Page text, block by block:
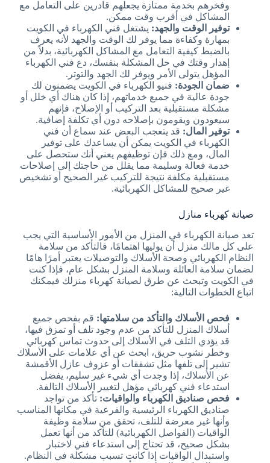
وفخرهم بخدمة ممتازة يجعلهم قادرين على التعامل مع
المشاكل في أقرب وقت ممكن.
توفير الوقت والجهد: يشتغل فني الكهرباء في الكويت
بمهارة وكفاءة مما يوفر لك الوقت والجهد لأنه يعرف
بالضبط كيفية التعامل مع المشاكل الكهربائية، بدلاً من
إهدار وقتك في حل المشكلة بنفسك، دع فني الكهرباء
المؤهل يتولى الأمر ويوفر لك الجهد والتوتر.
ضمان الجودة: فنيو الكهرباء في الكويت يضمنون لك
جودة عالية في جميع خدماتهم، إذا كان هناك أي خلل أو
مشكلة مستقبلية بعد التركيب أو الإصلاح، فإنهم
سيعودون ويقومون بإصلاحه دون أي تكلفة إضافية.
توفير المال: قد يتعجب البعض عند سماع أن فني
الكهرباء في الكويت يمكن أن يساعدك على توفير
المال، ومع ذلك فإن توظيفهم يعني أنك ستحصل على
خدمة فعالة وسليمة مما يقلل من حاجتك إلى إصلاحات
مستقبلية مكلفة نتيجة للتركيب غير الصحيح أو تشخيص
غير صحيح للمشاكل الكهربائية.
صيانة كهرباء منازل
تعد صيانة الكهرباء في المنزل من الأمور الأساسية التي يجب
على كل مالك منزل أن يوليها اهتمامًا، فالتأكد من سلامة
النظام الكهربائي وصحة الأسلاك والتوصيلات يعتبر أمرًا هامًا
لضمان سلامة العائلة وسلامة المنزل بشكل عام، فإذا كنت
في الكويت وتبحث عن طرق لصيانة كهرباء منزلك فيمكنك
اتباع الخطوات التالية:
فحص الأسلاك والتأكد من سلامتها: قم بفحص جميع
أسلاك المنزل للتأكد من عدم وجود تلف أو تمزق فيها،
قد يؤدي التلف في الأسلاك إلى حدوث تماس كهربائي
وخطر نشوب حريق، ابحث عن أي علامات على الأسلاك
تشير إلى تلفها مثل تشققات أو عزوف عازل الأقمشة
عن الأسلاك، إذا وجدت أي شيء غير سليم، يفضل
استدعاء فني كهربائي مؤهل لتغيير الأسلاك التالفة.
فحص صناديق الكهرباء والواقيات: تأكد من تواجد
صناديق الكهرباء الرئيسية والفرعية في مكانها المناسب
وأنها غير معرضة للتلف، تحقق من سلامة وظيفة
الواقيات (الفواصل الكهربائية) للتأكد من أنها تعمل
بشكل صحيح، قد تحتاج إلى استدعاء فني لاختبار
واستبدال الواقيات إذا كانت تسبب مشكلة في النظام.